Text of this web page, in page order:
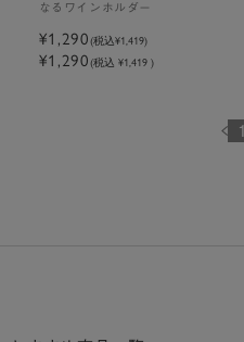
なるワインホルダー
¥1,290(税込¥1,419)
¥1,290(税込 ¥1,419 )
1